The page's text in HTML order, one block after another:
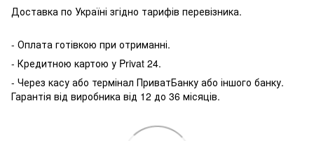
Доставка по Україні згідно тарифів перевізника.
- Оплата готівкою при отриманні.
- Кредитною картою у Privat 24.
- Через касу або термінал ПриватБанку або іншого банку.
Гарантія від виробника від 12 до 36 місяців.